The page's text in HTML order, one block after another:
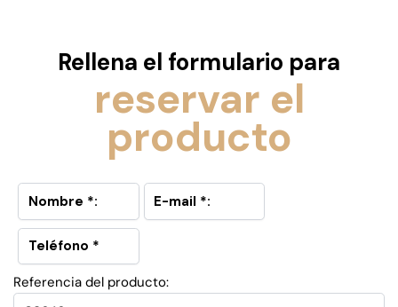
Rellena el formulario para
reservar el
producto
Referencia del producto: